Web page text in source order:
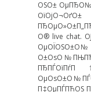
ОЅО±
О® live chat.
П‡ОµПЃПЋОЅ